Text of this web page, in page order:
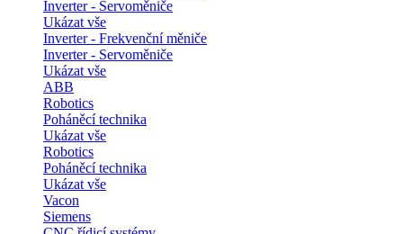
Inverter - Servoměniče
Ukázat vše
Inverter - Frekvenční měniče
Inverter - Servoměniče
Ukázat vše
ABB
Robotics
Poháněcí technika
Ukázat vše
Robotics
Poháněcí technika
Ukázat vše
Vacon
Siemens